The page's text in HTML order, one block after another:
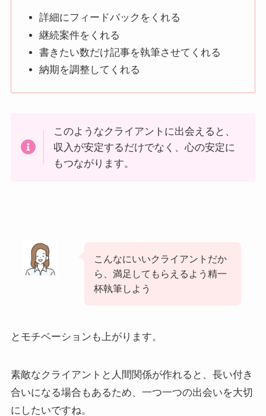
詳細にフィードバックをくれる
継続案件をくれる
書きたい数だけ記事を執筆させてくれる
納期を調整してくれる
このようなクライアントに出会えると、
収入が安定するだけでなく、心の安定に
もつながります。
こんなにいいクライアントだか
ら、満足してもらえるよう精一
杯執筆しよう
とモチベーションも上がります。
素敵なクライアントと人間関係が作れると、長い付き
合いになる場合もあるため、一つ一つの出会いを大切
にしたいですね。